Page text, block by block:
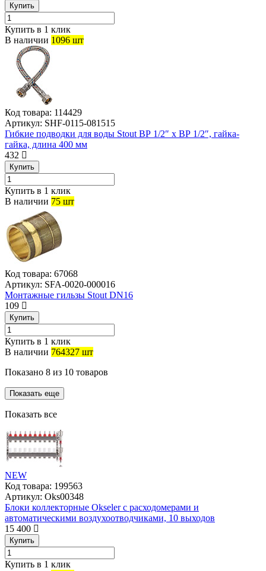
Купить
Купить в 1 клик
В наличии 1096 шт
Код товара: 114429
Артикул: SHF-0115-081515
Гибкие подводки для воды Stout ВР 1/2″ x ВР 1/2″, гайка-
гайка, длина 400 мм
432
Купить
Купить в 1 клик
В наличии 75 шт
Код товара: 67068
Артикул: SFA-0020-000016
Монтажные гильзы Stout DN16
109
Купить
Купить в 1 клик
В наличии 764327 шт
Показано 8 из 10 товаров
Показать еще
Показать все
NEW
Код товара: 199563
Артикул: Oks00348
Блоки коллекторные Okseler с расходомерами и
автоматическими воздухоотводчиками, 10 выходов
15 400
Купить
Купить в 1 клик